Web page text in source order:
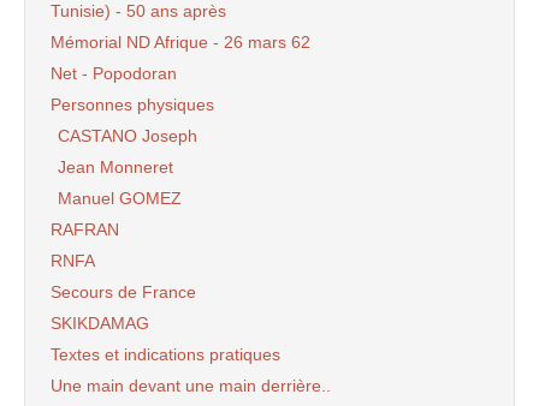
Tunisie) - 50 ans après
Mémorial ND Afrique - 26 mars 62
Net - Popodoran
Personnes physiques
CASTANO Joseph
Jean Monneret
Manuel GOMEZ
RAFRAN
RNFA
Secours de France
SKIKDAMAG
Textes et indications pratiques
Une main devant une main derrière..